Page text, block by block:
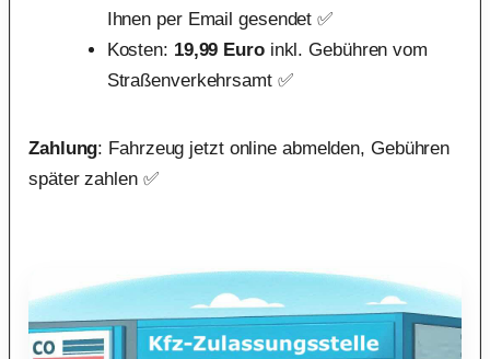
Ihnen per Email gesendet ✅
Kosten: 19,99 Euroinkl. Gebühren vom
Straßenverkehrsamt ✅
Zahlung: Fahrzeug jetzt online abmelden, Gebühren
später zahlen ✅